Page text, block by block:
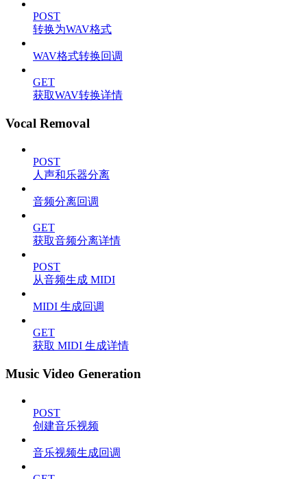
POST
转换为WAV格式
WAV格式转换回调
GET
获取WAV转换详情
Vocal Removal
POST
人声和乐器分离
音频分离回调
GET
获取音频分离详情
POST
从音频生成 MIDI
MIDI 生成回调
GET
获取 MIDI 生成详情
Music Video Generation
POST
创建音乐视频
音乐视频生成回调